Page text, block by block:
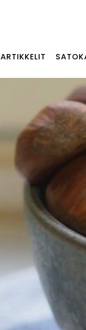
ARTIKKELIT